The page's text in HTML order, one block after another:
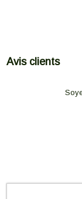
Avis clients